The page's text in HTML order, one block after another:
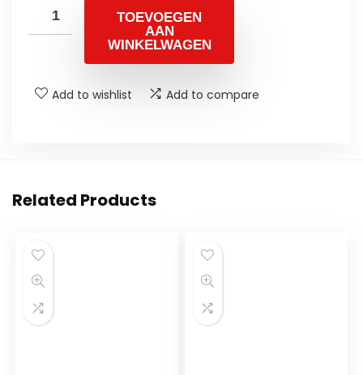
TOEVOEGEN
AAN
WINKELWAGEN
Add to wishlist Add to compare
Related Products